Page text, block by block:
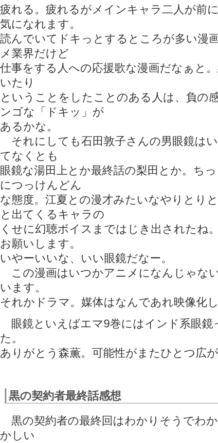
疲れる。疲れるがメインキャラ二人が前
気になれます。
読んでいてドキっとするところが多い漫
メ業界だけど
仕事をする人への応援歌な漫画だなぁと
いたり
ということをしたことのある人は、負の
ンゴな「ドキッ」が
あるかな。
それにしても石田敦子さんの男眼鏡は
てなくとも
眼鏡な湯田上とか最終話の梨田とか。ち
につっけんどん
な態度。江夏との漫才みたいなやりとり
と出てくるキャラの
くせに幻聴ボイスまではじき出されたね
お願いします。
いやーいいな、いい眼鏡だなー。
この漫画はいつかアニメになんじゃな
います。
それかドラマ。媒体はなんであれ映像化
眼鏡といえばエマ9巻にはインド系眼鏡
た。
ありがとう森薫。可能性がまたひとつ広
黒の契約者最終話感想
黒の契約者の最終回はわかりそうでわ
かしい